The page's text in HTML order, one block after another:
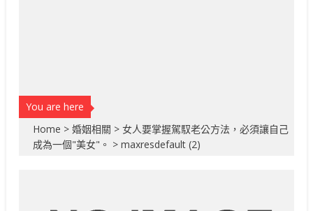
You are here
Home >婚姻相關 >女人要掌握駕馭老公方法，必須讓自己
成為一個"美女"。 >maxresdefault (2)